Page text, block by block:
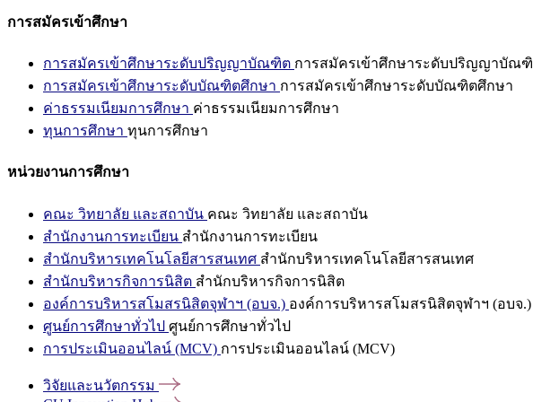
การสมัครเข้าศึกษา
การสมัครเข้าศึกษาระดับปริญญาบัณฑิต การสมัครเข้าศึกษาระดับปริญญาบัณ
การสมัครเข้าศึกษาระดับบัณฑิตศึกษา การสมัครเข้าศึกษาระดับบัณฑิตศึกษา
ค่าธรรมเนียมการศึกษา ค่าธรรมเนียมการศึกษา
ทุนการศึกษา ทุนการศึกษา
หน่วยงานการศึกษา
คณะ วิทยาลัย และสถาบัน คณะ วิทยาลัย และสถาบัน
สำนักงานการทะเบียน สำนักงานการทะเบียน
สำนักบริหารเทคโนโลยีสารสนเทศ สำนักบริหารเทคโนโลยีสารสนเทศ
สำนักบริหารกิจการนิสิต สำนักบริหารกิจการนิสิต
องค์การบริหารสโมสรนิสิตจุฬาฯ (อบจ.) องค์การบริหารสโมสรนิสิตจุฬาฯ (อบจ.)
ศูนย์การศึกษาทั่วไป ศูนย์การศึกษาทั่วไป
การประเมินออนไลน์ (MCV) การประเมินออนไลน์ (MCV)
วิจัยและนวัตกรรม